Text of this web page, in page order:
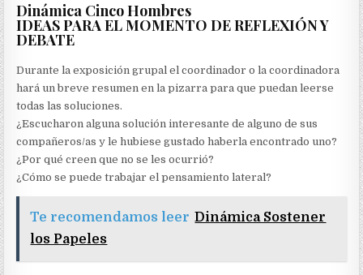
Dinámica Cinco Hombres
IDEAS PARA EL MOMENTO DE REFLEXIÓN Y
DEBATE
Durante la exposición grupal el coordinador o la coordinadora
hará un breve resumen en la pizarra para que puedan leerse
todas las soluciones.
¿Escucharon alguna solución interesante de alguno de sus
compañeros/as y le hubiese gustado haberla encontrado uno?
¿Por qué creen que no se les ocurrió?
¿Cómo se puede trabajar el pensamiento lateral?
Te recomendamos leer Dinámica Sostener
los Papeles